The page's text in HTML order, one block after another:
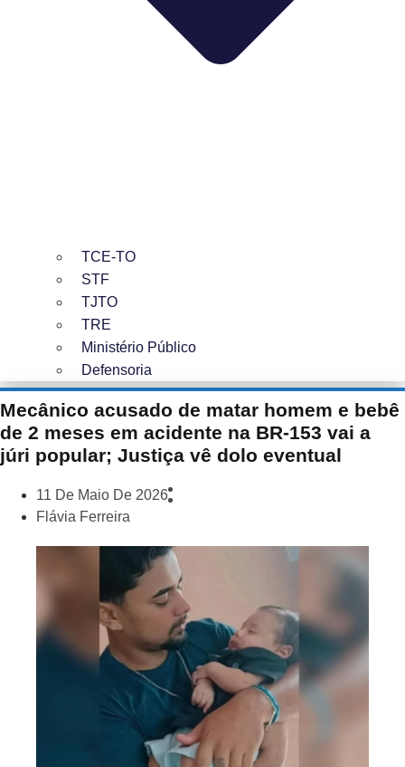
TCE-TO
STF
TJTO
TRE
Ministério Público
Defensoria
Mecânico acusado de matar homem e bebê
de 2 meses em acidente na BR-153 vai a
júri popular; Justiça vê dolo eventual
11 De Maio De 2026
Flávia Ferreira